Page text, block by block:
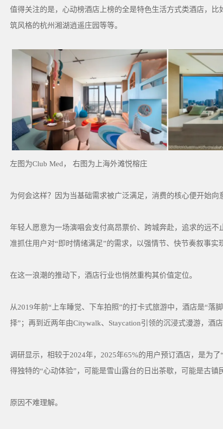
值得关注的是，心动榜酒店上榜的全是特色生活方式类酒店，
筑风格的杭州湘湖逍遥庄园等等。
左图为Club Med， 右图为上海外滩悦榕庄
为何会这样？因为当基础需求被广泛满足，消费的核心便开始
年轻人愿意为一场演唱会支付高昂票价、跨城奔赴，追求的远
准抓住用户对“即时情绪满足”的需求，以强情节、快节奏叙事
在这一浪潮的推动下，酒店行业也悄然重构其价值定位。
从2019年前“上车睡觉、下车拍照”的打卡式旅游中，酒店是“落
择”；再到近两年由Citywalk、Staycation引领的沉浸式漫游，酒
调研显示，相较于2024年，2025年65%的用户预订酒店，是为
得独特的“心动体验”，可能是雪山露台的日出茶歇，可能是古
原因不难理解。